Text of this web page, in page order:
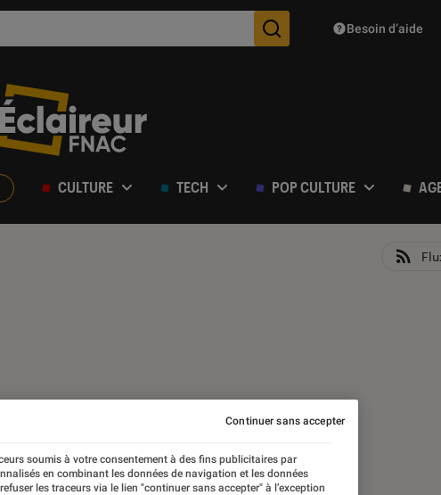
Des suggestions de
Besoin d’aide
CULTURE TECH POP CULTURE
soumis à votre consentement à des fins publicitaires par
en combinant les données de navigation et les données
les traceurs via le lien "continuer sans accepter" à l’exception
Continuer sans accepter